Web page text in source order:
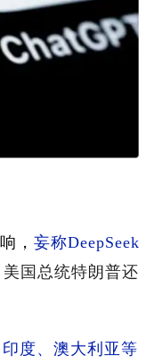
， 妄称DeepSeek
国总统特朗普还
度、澳大利亚等